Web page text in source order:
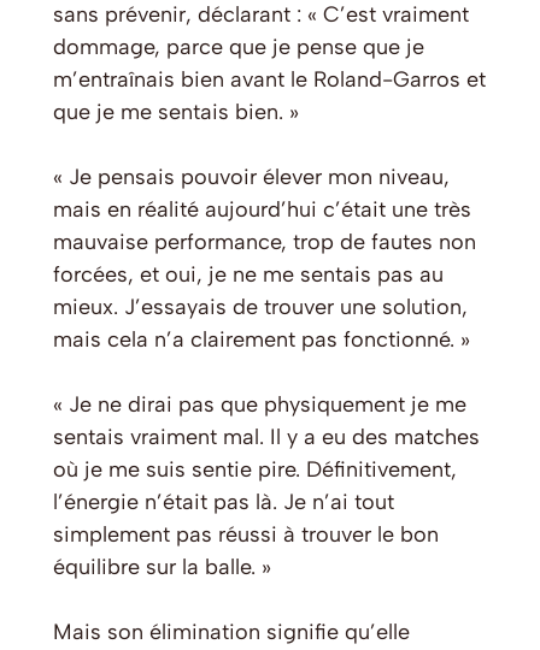
sans prévenir, déclarant : « C’est vraiment
dommage, parce que je pense que je
m’entraînais bien avant le Roland-Garros et
que je me sentais bien. »
« Je pensais pouvoir élever mon niveau,
mais en réalité aujourd’hui c’était une très
mauvaise performance, trop de fautes non
forcées, et oui, je ne me sentais pas au
mieux. J’essayais de trouver une solution,
mais cela n’a clairement pas fonctionné. »
« Je ne dirai pas que physiquement je me
sentais vraiment mal. Il y a eu des matches
où je me suis sentie pire. Définitivement,
l’énergie n’était pas là. Je n’ai tout
simplement pas réussi à trouver le bon
équilibre sur la balle. »
Mais son élimination signifie qu’elle